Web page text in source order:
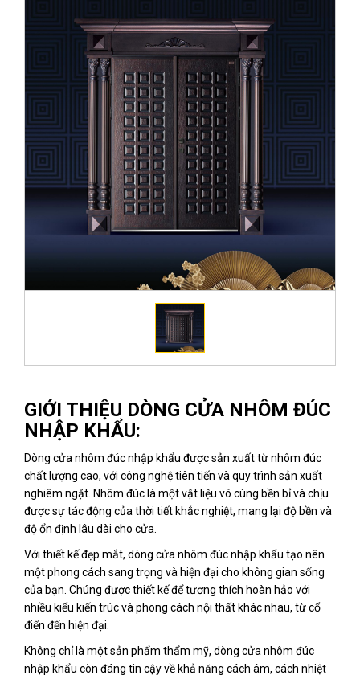
GIỚI THIỆU DÒNG CỬA NHÔM ĐÚC
NHẬP KHẨU:
Dòng cửa nhôm đúc nhập khẩu được sản xuất từ nhôm đúc
chất lượng cao, với công nghệ tiên tiến và quy trình sản xuất
nghiêm ngặt. Nhôm đúc là một vật liệu vô cùng bền bỉ và chịu
được sự tác động của thời tiết khắc nghiệt, mang lại độ bền và
độ ổn định lâu dài cho cửa.
Với thiết kế đẹp mắt, dòng cửa nhôm đúc nhập khẩu tạo nên
một phong cách sang trọng và hiện đại cho không gian sống
của bạn. Chúng được thiết kế để tương thích hoàn hảo với
nhiều kiểu kiến trúc và phong cách nội thất khác nhau, từ cổ
điển đến hiện đại.
Không chỉ là một sản phẩm thẩm mỹ, dòng cửa nhôm đúc
nhập khẩu còn đáng tin cậy về khả năng cách âm, cách nhiệt